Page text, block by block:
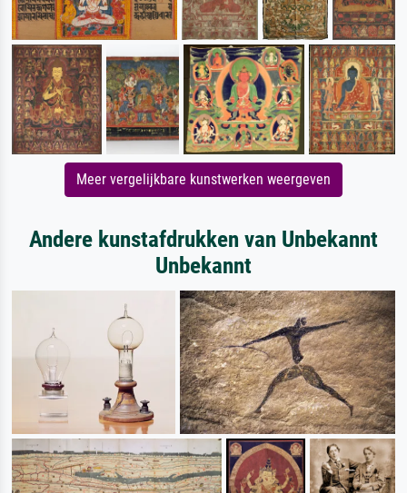
Meer vergelijkbare kunstwerken weergeven
Andere kunstafdrukken van Unbekannt
Unbekannt